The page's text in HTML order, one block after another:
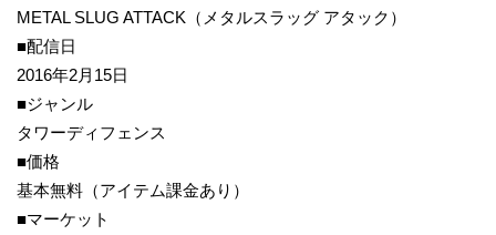
METAL SLUG ATTACK（メタルスラッグ アタック）
■配信日
2016年2月15日
■ジャンル
タワーディフェンス
■価格
基本無料（アイテム課金あり）
■マーケット